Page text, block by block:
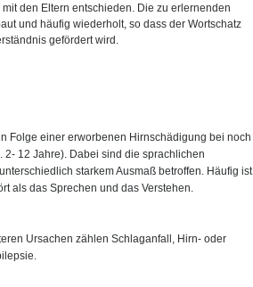
den Eltern entschieden. Die zu erlernenden
und häufig wiederholt, so dass der Wortschatz
gefördert wird.
Folge einer erworbenen Hirnschädigung bei noch
12 Jahre). Dabei sind die sprachlichen
starkem Ausmaß betroffen. Häufig ist
als das Sprechen und das Verstehen.
Ursachen zählen Schlaganfall, Hirn- oder